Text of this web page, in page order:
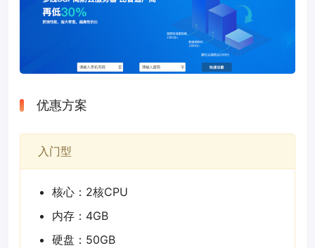
优惠方案
入门型
核心：2核CPU
内存：4GB
硬盘：50GB